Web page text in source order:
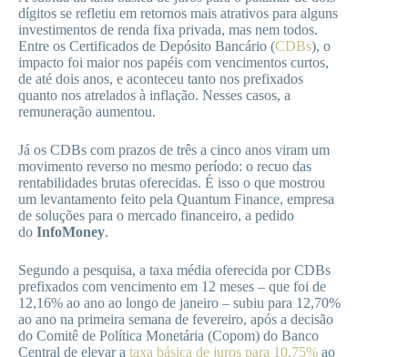
dígitos se refletiu em retornos mais atrativos para alguns
investimentos de renda fixa privada, mas nem todos.
Entre os Certificados de Depósito Bancário (CDBs), o
impacto foi maior nos papéis com vencimentos curtos,
de até dois anos, e aconteceu tanto nos prefixados
quanto nos atrelados à inflação. Nesses casos, a
remuneração aumentou.
Já os CDBs com prazos de três a cinco anos viram um
movimento reverso no mesmo período: o recuo das
rentabilidades brutas oferecidas. É isso o que mostrou
um levantamento feito pela Quantum Finance, empresa
de soluções para o mercado financeiro, a pedido
do InfoMoney.
Segundo a pesquisa, a taxa média oferecida por CDBs
prefixados com vencimento em 12 meses – que foi de
12,16% ao ano ao longo de janeiro – subiu para 12,70%
ao ano na primeira semana de fevereiro, após a decisão
do Comitê de Política Monetária (Copom) do Banco
Central de elevar a taxa básica de juros para 10,75% ao